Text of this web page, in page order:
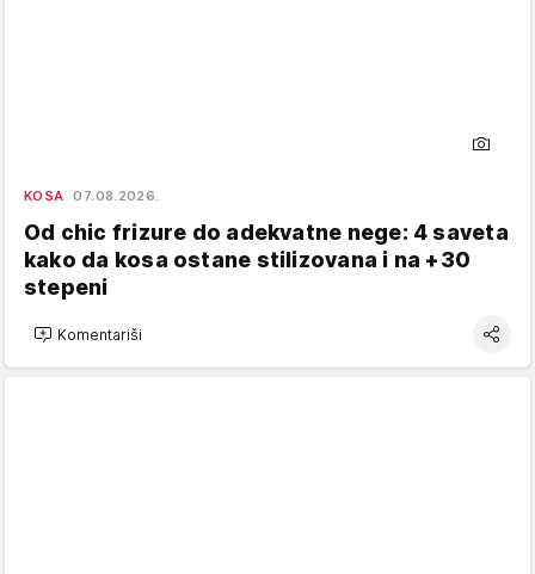
KOSA 07.08.2026.
Od chic frizure do adekvatne nege: 4 saveta
kako da kosa ostane stilizovana i na +30
stepeni
Komentariši